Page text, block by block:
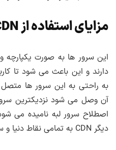
مزایای استفاده از CDN
این سرور ها به صورت
دارند و این باعث می شود تا
به راحتی به این سرور ها متصل
آن وصل می شود نزدیکترین
اصطلاح سرور لبه نامیده می
دیگر CDN به تمامی نقاط دنیا و سرور هدف می رساند.